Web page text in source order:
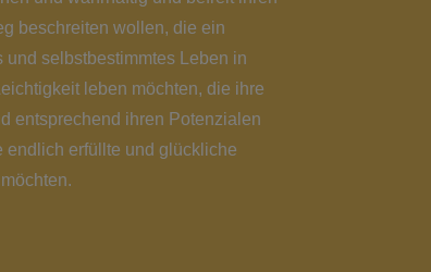
beschreiten wollen, die ein
und selbstbestimmtes Leben in
leben möchten, die ihre
entsprechend ihren Potenzialen
endlich erfüllte und glückliche